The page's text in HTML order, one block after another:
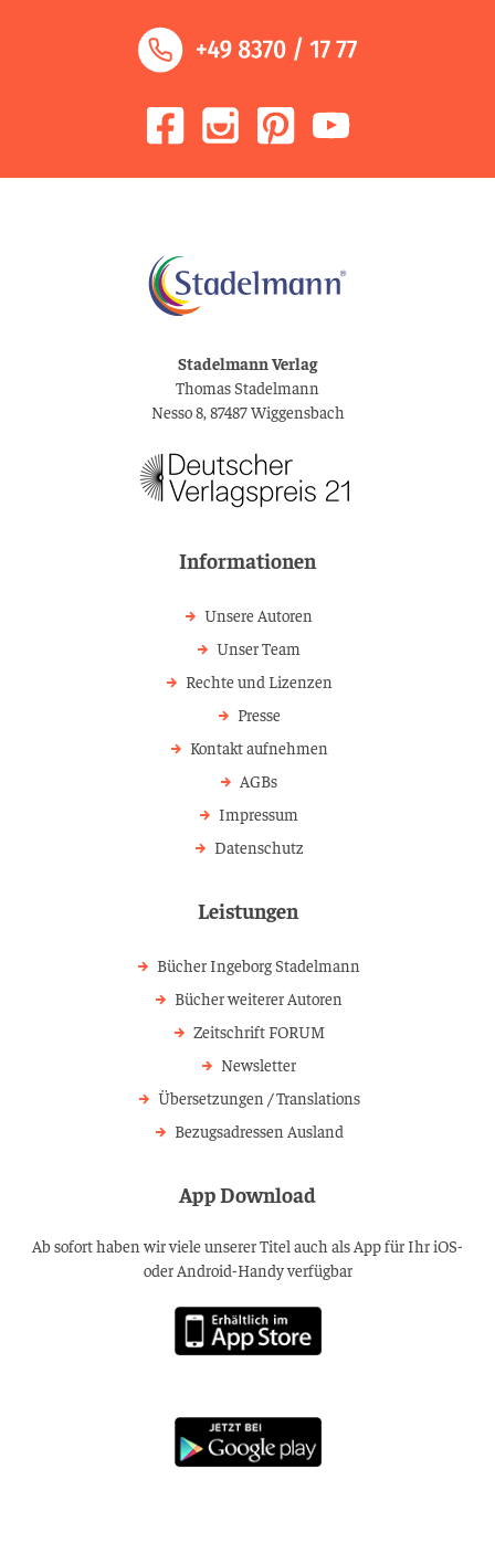
Stadelmann Verlag
Thomas Stadelmann
Nesso 8, 87487 Wiggensbach
Informationen
Unsere Autoren
Unser Team
Rechte und Lizenzen
Presse
Kontakt aufnehmen
AGBs
Impressum
Datenschutz
Leistungen
Bücher Ingeborg Stadelmann
Bücher weiterer Autoren
Zeitschrift FORUM
Newsletter
Übersetzungen / Translations
Bezugsadressen Ausland
App Download
Ab sofort haben wir viele unserer Titel auch als App für Ihr iOS-
oder Android-Handy verfügbar